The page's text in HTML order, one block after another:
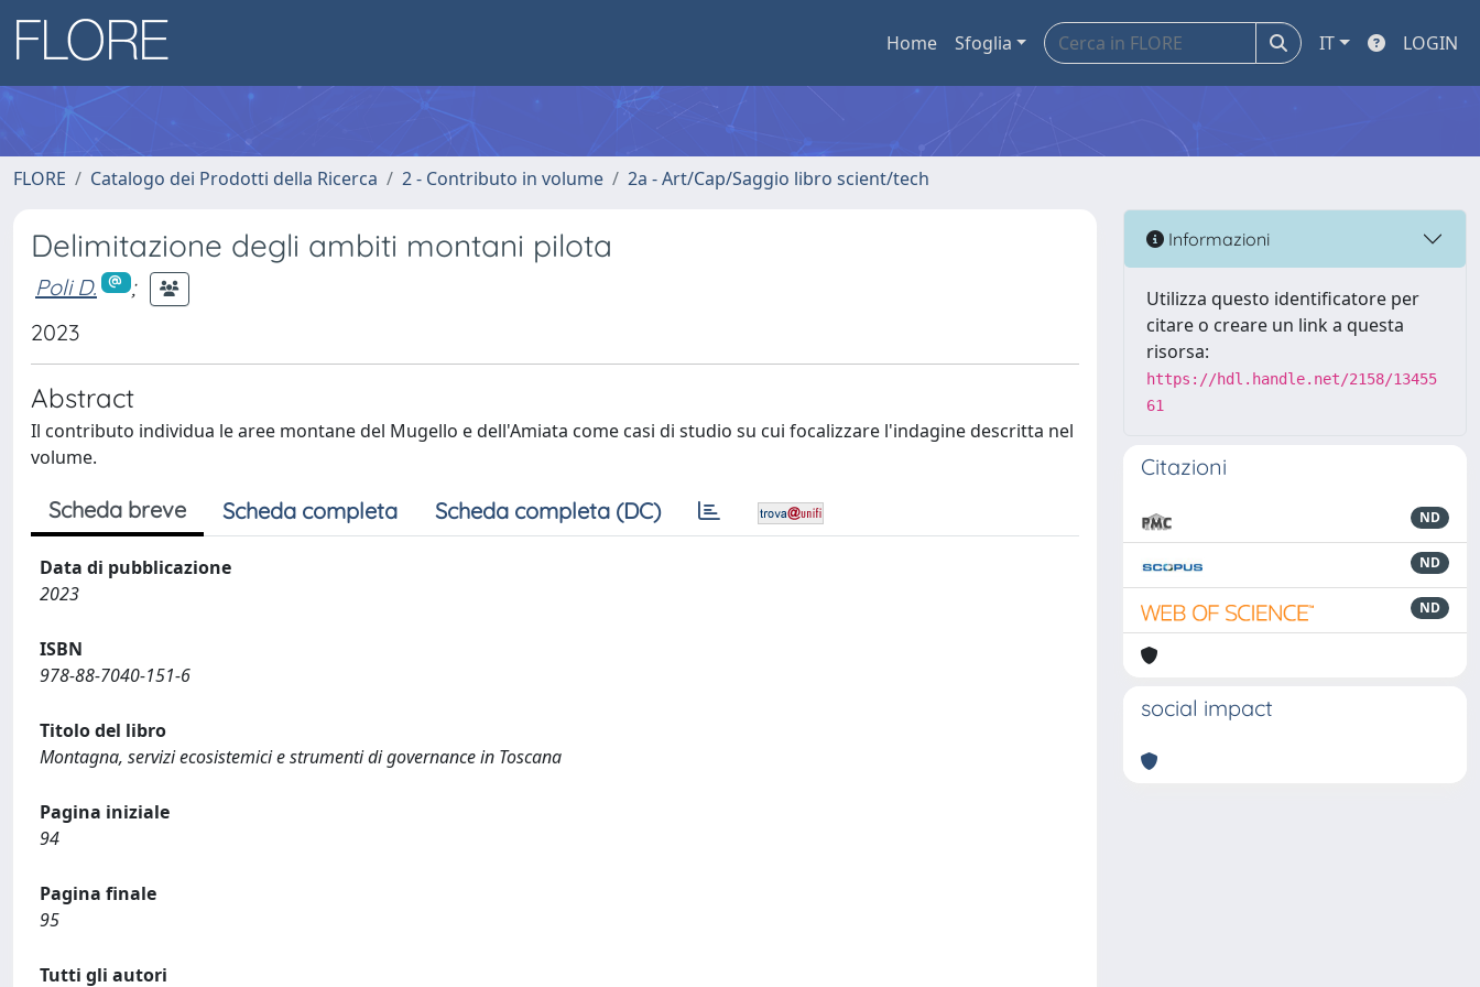
Home Sfoglia IT LOGIN
FLORE Catalogo dei Prodotti della Ricerca 2 - Contributo in volume 2a - Art/Cap/Saggio libro scient/tech
Delimitazione degli ambiti montani pilota
Poli D.
;
2023
Abstract
Il contributo individua le aree montane del Mugello e dell'Amiata come casi di studio su cui focalizzare l'indagine descritta nel
volume.
Scheda breve Scheda completa Scheda completa (DC)
Data di pubblicazione
2023
ISBN
978-88-7040-151-6
Titolo del libro
Montagna, servizi ecosistemici e strumenti di governance in Toscana
Pagina iniziale
94
Pagina finale
95
Tutti gli autori
Informazioni
Utilizza questo identificatore per
citare o creare un link a questa
risorsa:
https://hdl.handle.net/2158/13455
61
Citazioni
ND
ND
ND
social impact